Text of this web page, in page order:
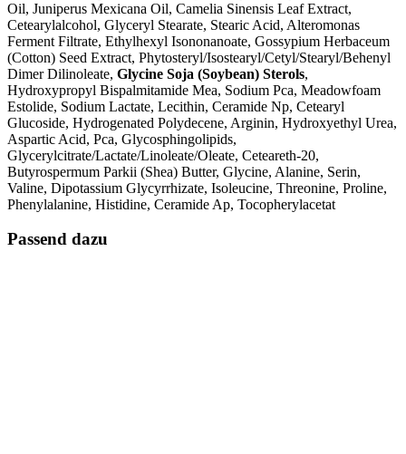
Oil, Juniperus Mexicana Oil, Camelia Sinensis Leaf Extract,
Cetearylalcohol, Glyceryl Stearate, Stearic Acid, Alteromonas
Ferment Filtrate, Ethylhexyl Isononanoate, Gossypium Herbaceum
(Cotton) Seed Extract, Phytosteryl/Isostearyl/Cetyl/Stearyl/Behenyl
Dimer Dilinoleate, Glycine Soja (Soybean) Sterols,
Hydroxypropyl Bispalmitamide Mea, Sodium Pca, Meadowfoam
Estolide, Sodium Lactate, Lecithin, Ceramide Np, Cetearyl
Glucoside, Hydrogenated Polydecene, Arginin, Hydroxyethyl Urea,
Aspartic Acid, Pca, Glycosphingolipids,
Glycerylcitrate/Lactate/Linoleate/Oleate, Ceteareth-20,
Butyrospermum Parkii (Shea) Butter, Glycine, Alanine, Serin,
Valine, Dipotassium Glycyrrhizate, Isoleucine, Threonine, Proline,
Phenylalanine, Histidine, Ceramide Ap, Tocopherylacetat
Passend dazu